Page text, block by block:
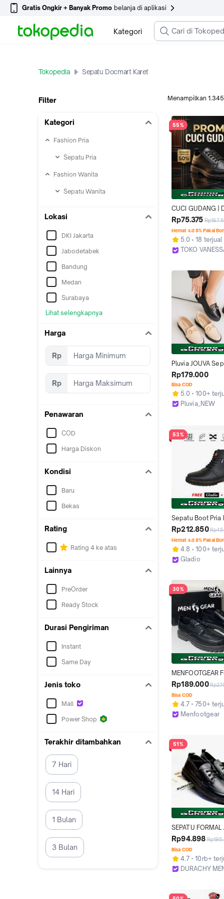
Gratis Ongkir + Banyak Promo belanja di aplikasi
Kategori
Tokopedia Sepatu Docmart Karet
Filter
Kategori
Fashion Pria
Sepatu Pria
Fashion Wanita
Sepatu Wanita
Lokasi
DKI Jakarta
Jabodetabek
Bandung
Medan
Surabaya
Lihat selengkapnya
Harga
Rp
Rp
Penawaran
COD
Harga Diskon
Kondisi
Baru
Bekas
Rating
Rating 4 ke atas
Lainnya
PreOrder
Ready Stock
Durasi Pengiriman
Instant
Same Day
Jenis toko
Mall
Power Shop
Terakhir ditambahkan
7 Hari
14 Hari
1 Bulan
3 Bulan
Menampilkan 1.345
55%
CUCI GUDANG |
Sepatu Pria
Casual Kulit
Outsole Karet
39-43 Hitam
Baru Terbaru
Pantofel, Shoes
Rp75.375
Hemat s.d 8% Pakai
5.0
18 terjual
TOKO
Pluvia JOUVA
Docmart Wanita
Shoes Karet
Rp179.000
Bisa COD
5.0
100+
Pluvia_NEW
53%
Sepatu Boot Pria
Pria Sepatu Boots
Formal Original
Omega Hitam
Black
Rp212.850
Hemat s.d 8% Pakai
4.8
100+
Gladio
30%
MENFOOTGEAR
Sepatu Pantofel
Original Sepatu
Sepatu Kerja
Docmart Hitam
Shoes
Rp189.000
Bisa COD
4.7
750+
Menfootgear
51%
SEPATU FORMAL
DOCMART PRIA /
DURACHY.ID
Rp94.898
Bisa COD
4.7
10rb+
DURACHY